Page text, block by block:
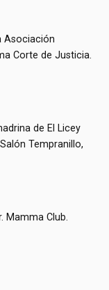
Asociación
Corte de Justicia.
de El Licey
Tempranillo,
Mamma Club.